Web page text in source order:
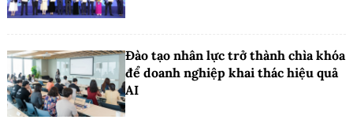
Đào tạo nhân lực trở thành chìa khóa
để doanh nghiệp khai thác hiệu quả
AI